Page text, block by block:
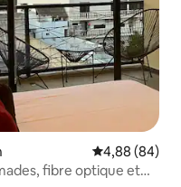
Évaluation
4,88 (84)
fibre optique et